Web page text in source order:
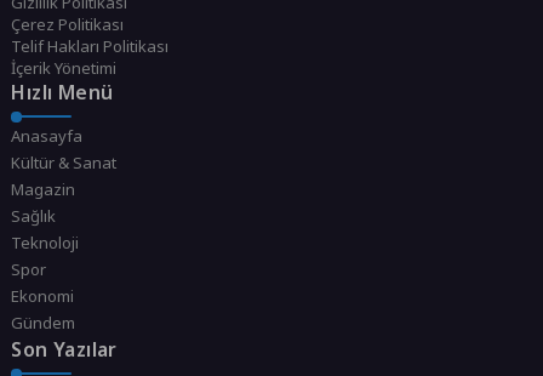
Çerez Politikası
Telif Hakları Politikası
İçerik Yönetimi
Hızlı Menü
Anasayfa
Kültür & Sanat
Magazin
Sağlık
Teknoloji
Spor
Ekonomi
Gündem
Son Yazılar